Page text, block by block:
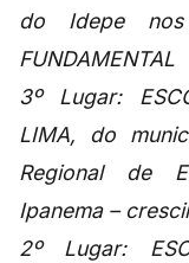
do Idepe nos
FUNDAMENTAL
3º Lugar:
LIMA, do
Regional de
Ipanema –
2º Lugar: